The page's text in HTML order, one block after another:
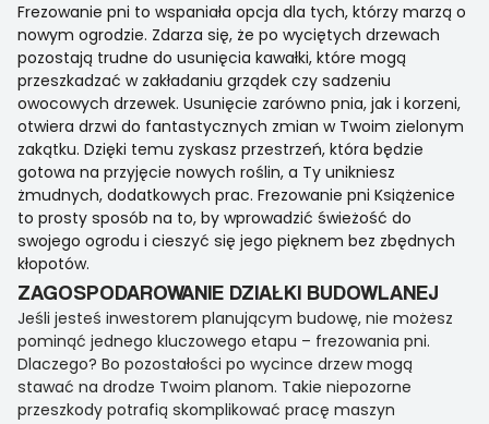
Frezowanie pni to wspaniała opcja dla tych, którzy marzą o
nowym ogrodzie. Zdarza się, że po wyciętych drzewach
pozostają trudne do usunięcia kawałki, które mogą
przeszkadzać w zakładaniu grządek czy sadzeniu
owocowych drzewek. Usunięcie zarówno pnia, jak i korzeni,
otwiera drzwi do fantastycznych zmian w Twoim zielonym
zakątku. Dzięki temu zyskasz przestrzeń, która będzie
gotowa na przyjęcie nowych roślin, a Ty unikniesz
żmudnych, dodatkowych prac. Frezowanie pni Książenice
to prosty sposób na to, by wprowadzić świeżość do
swojego ogrodu i cieszyć się jego pięknem bez zbędnych
kłopotów.
ZAGOSPODAROWANIE DZIAŁKI BUDOWLANEJ
Jeśli jesteś inwestorem planującym budowę, nie możesz
pominąć jednego kluczowego etapu – frezowania pni.
Dlaczego? Bo pozostałości po wycince drzew mogą
stawać na drodze Twoim planom. Takie niepozorne
przeszkody potrafią skomplikować pracę maszyn